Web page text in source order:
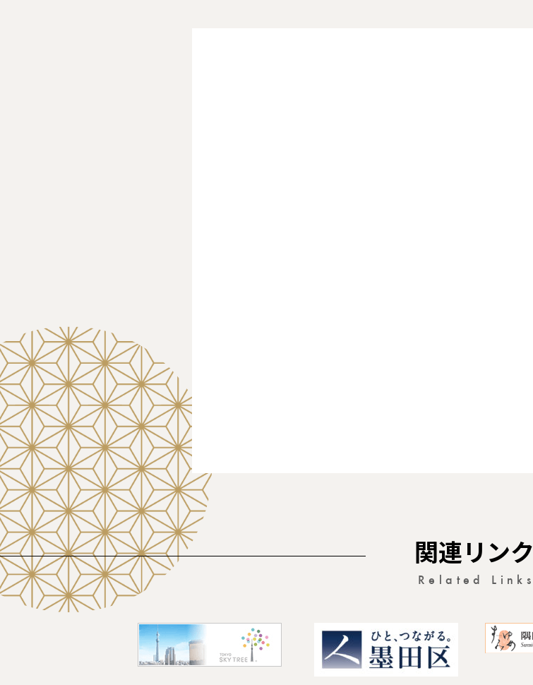
関連リンク
Related Links